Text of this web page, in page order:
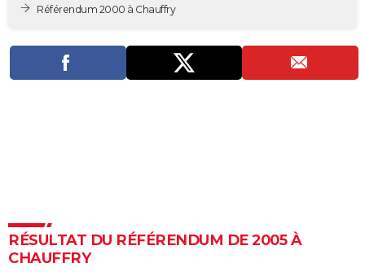
Destinations
Voyage nature
Voyage de noces
Dictionnaire
Biographies
Citations
Expressions
Proverbes
PROGRAMME TV
COPAINS D'AVANT
Référendum 2000 à Chauffry
RÉSULTAT DU RÉFÉRENDUM DE 2005 À
CHAUFFRY